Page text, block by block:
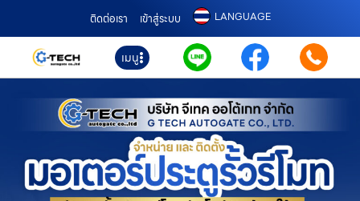
ติดต่อเรา เข้าสู่ระบบ LANGUAGE
เมนู